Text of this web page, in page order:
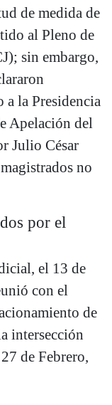
de medida de
al Pleno de
sin embargo,
a la Presidencia
Apelación del
Julio César
no
por el
el 13 de
con el
de
intersección
de Febrero,